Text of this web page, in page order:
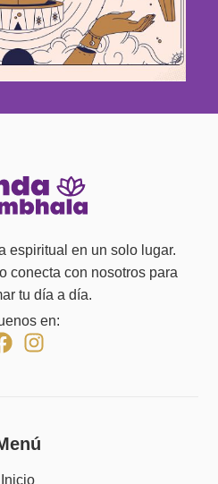
espiritual en un solo lugar.
conecta con nosotros para
tu día a día.
en:
Inicio